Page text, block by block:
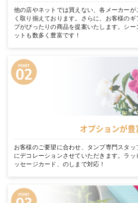
他の店やネットでは買えない、各メーカー
く取り揃えております。さらに、お客様の
プがぴったりの商品を提案いたします。シ
ットも数多く豊富です！
オプションが豊
お客様のご要望に合わせ、タンプ専門スタ
にデコレーションさせていただきます。ラッ
ッセージカード、のしまで対応！